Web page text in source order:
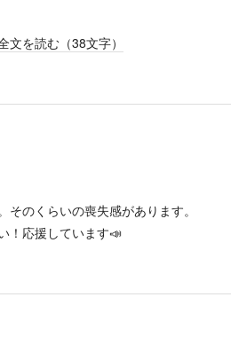
文を読む（38文字）
のくらいの喪失感があります。
！応援しています📣